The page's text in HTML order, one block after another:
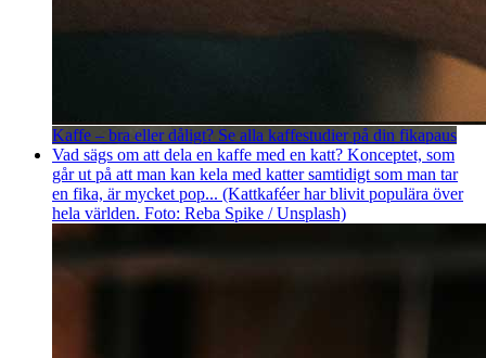
Kaffe – bra eller dåligt? Se alla kaffestudier på din fikapaus
Vad sägs om att dela en kaffe med en katt? Konceptet, som
går ut på att man kan kela med katter samtidigt som man tar
en fika, är mycket pop... (Kattkaféer har blivit populära över
hela världen. Foto: Reba Spike / Unsplash)